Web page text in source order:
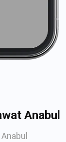
Anabul